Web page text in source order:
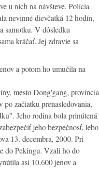
u nich na návšteve. Polícia
nevinné dievčatká 12 hodín,
samotku. V dôsledku
kráčať. Jej zdravie sa
a potom ho umučila na
mesto Dong'gang, provincia
začiatku prenasledovania,
Jeho rodina bola prinútená
jeho bezpečnosť, lebo
13. decembra, 2000. Pri
do Pekingu. Vzali ho do
asi 10.600 jenov a